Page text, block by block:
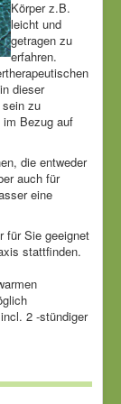
Körper z.B.
leicht und
getragen zu
erfahren.
dieser
sein zu
im Bezug auf
die entweder
auch für
eine
für Sie geeignet
stattfinden.
2 -stündiger